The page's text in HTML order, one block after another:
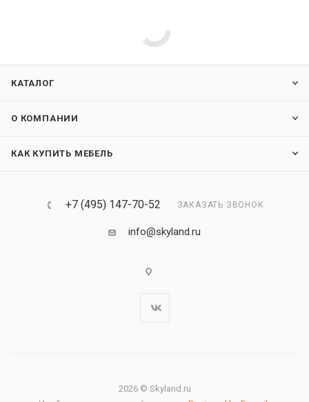
КАТАЛОГ
О КОМПАНИИ
КАК КУПИТЬ МЕБЕЛЬ
+7 (495) 147-70-52 ЗАКАЗАТЬ ЗВОНОК
info@skyland.ru
2026 © Skyland.ru